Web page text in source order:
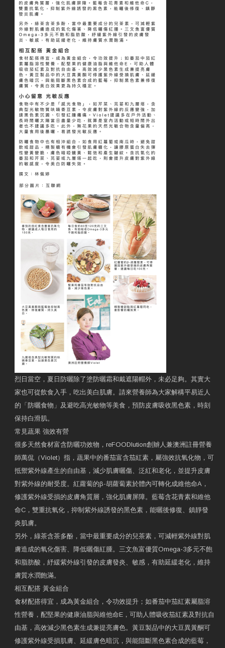
烈日當空，夏日防曬除了塗防曬霜和戴遮陽帽外，未必足夠。其實大
家也可從飲食入手，吃出美白肌膚。請來營養師為大家解構平易近人
的「防曬食物」及避吃高光敏物等美食，預防皮膚吸收黑色素，時刻
保持白滑肌。
常見蔬果 強效有營
很多天然食材富含防曬功效物，reFOODlution創辧人兼澳洲註冊營養
師萬侃（Violet）指，蔬果中的番茄富含茄紅素，屬強效抗氧化物，可
抵禦紫外線產生的自由基，減少肌膚曬傷、泛紅和老化，並提升皮膚
對紫外線的耐受度。紅蘿蔔的β-胡蘿蔔素於體內可轉化成維他命A，
修護紫外線受損的皮膚角質層，強化肌膚屏障。藍莓含花青素和維他
命C，雙重抗氧化，抑制紫外線誘發的黑色素，能曬後修復、鎮靜發
炎肌膚。
另外，綠茶含茶多酚，當中最重要成分的兒茶素，可減輕紫外線對肌
膚造成的氧化傷害、降低曬傷紅腫。三文魚富優質Omega-3多元不飽
和脂肪酸，紓緩紫外線引發的皮膚發炎、敏感，有助延緩老化，維持
膚質水潤飽滿。
相互配搭 黃金組合
食材配搭得宜，成為黃金組合，令功效提升；如番茄中茄紅素屬脂溶
性營養，配堅果的健康油脂與維他命E，可助人體吸收茄紅素及對抗自
由基，高效減少黑色素生成兼提亮膚色。黃豆製品中的大豆異黃酮可
修護紫外線受損肌膚、延緩膚色暗沉，與能阻斷黑色素合成的藍莓，